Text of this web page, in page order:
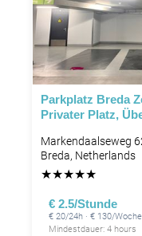
Parkplatz Breda
Privater Platz,
Markendaalseweg
Breda, Netherlands
★★★★★
€ 2.5/Stunde
€ 20/24h · € 130/Woche
Mindestdauer: 4 hours